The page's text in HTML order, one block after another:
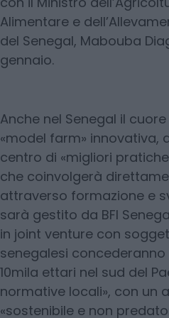
Alimentare e
del Senegal, Mabouba
gennaio.
Anche nel Senegal il
«model farm» innovativa,
centro di «migliori
che coinvolgerà
attraverso formazione e
sarà gestito da BFI
in joint venture con
senegalesi
10mila ettari nel sud del
normative locali», con un
«sostenibile e non